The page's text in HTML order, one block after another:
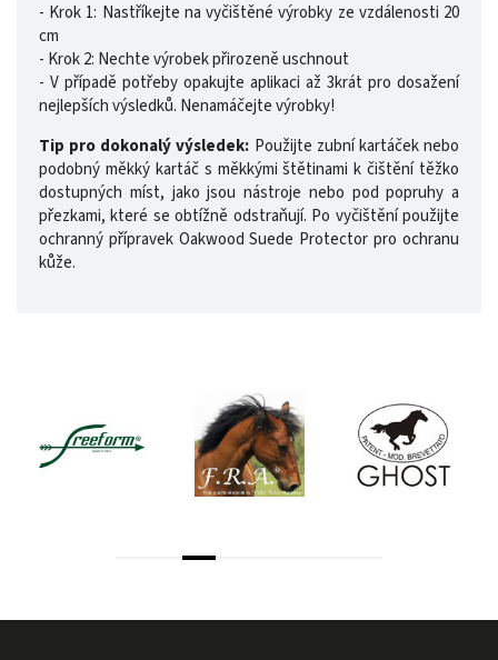
- Krok 1: Nastříkejte na vyčištěné výrobky ze vzdálenosti 20
cm
- Krok 2: Nechte výrobek přirozeně uschnout
- V případě potřeby opakujte aplikaci až 3krát pro dosažení
nejlepších výsledků. Nenamáčejte výrobky!
Tip pro dokonalý výsledek: Použijte zubní kartáček nebo
podobný měkký kartáč s měkkými štětinami k čištění těžko
dostupných míst, jako jsou nástroje nebo pod popruhy a
přezkami, které se obtížně odstraňují. Po vyčištění použijte
ochranný přípravek Oakwood Suede Protector pro ochranu
kůže.